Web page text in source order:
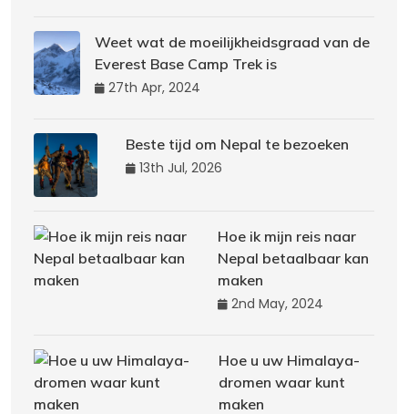
Weet wat de moeilijkheidsgraad van de
Everest Base Camp Trek is
27th Apr, 2024
Beste tijd om Nepal te bezoeken
13th Jul, 2026
Hoe ik mijn reis naar
Nepal betaalbaar kan
maken
2nd May, 2024
Hoe u uw Himalaya-
dromen waar kunt
maken